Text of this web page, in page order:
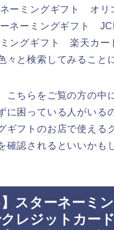
ネーミングギフト オリ
ネーミングギフト
ミングギフト 楽天カ
々と検索してみること
こちらをご覧の方の中
に困っている人がいる
ギフトのお店で使える
確認されるといいかも
】スターネーミ
レジットカー